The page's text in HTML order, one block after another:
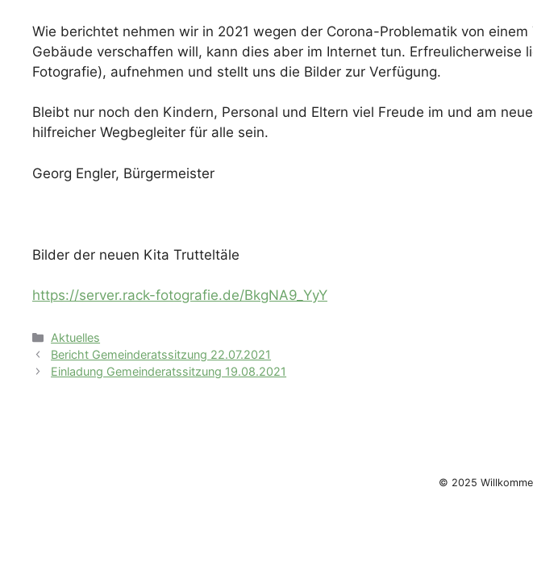
Wie berichtet nehmen wir in 2021 wegen der Corona-Problematik von
Gebäude verschaffen will, kann dies aber im Internet tun. Erfreulicherweise
Fotografie), aufnehmen und stellt uns die Bilder zur Verfügung.
Bleibt nur noch den Kindern, Personal und Eltern viel Freude im und am
hilfreicher Wegbegleiter für alle sein.
Georg Engler, Bürgermeister
Bilder der neuen Kita Trutteltäle
https://server.rack-fotografie.de/BkgNA9_YyY
Kategorien
Aktuelles
Bericht Gemeinderatssitzung 22.07.2021
Einladung Gemeinderatssitzung 19.08.2021
© 2025